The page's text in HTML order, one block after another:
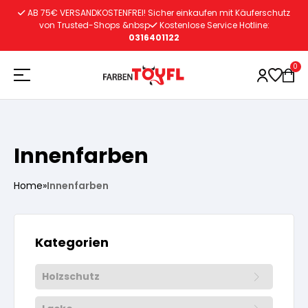
Vorbereitung
Lösemittelhältige Grundierung
Lacke
Wasserlösliche Grundierung
Vorbereitung
Innenfarben
AB 75€ VERSANDKOSTENFREI! Sicher einkaufen mit Käuferschutz
von Trusted-Shops &nbsp
Kostenlose Service Hotline:
0316401122
0
Innenfarben
Home»Innenfarben
Kategorien
Holzschutz